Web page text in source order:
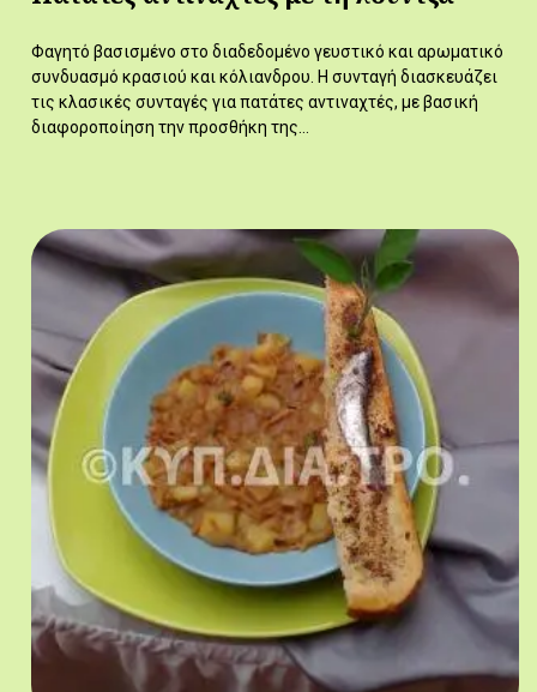
Φαγητό βασισμένο στο διαδεδομένο γευστικό και αρωματικό
συνδυασμό κρασιού και κόλιανδρου. Η συνταγή διασκευάζει
τις κλασικές συνταγές για πατάτες αντιναχτές, με βασική
διαφοροποίηση την προσθήκη της…